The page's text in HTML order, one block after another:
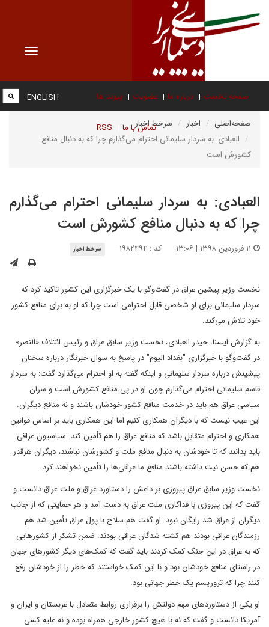
Toggle
صفحه نخست درباره ما عضویت پیوند ها
تماس با ما RSS
ENGLISH
صفحه‌اصلی اخبار
سرخط اخبار
العبادی: به سردار سلیمانی احترام می‌گذارم چرا که به دنبال منافع
کشورش است
العبادی: به سردار سلیمانی احترام می‌گذارم
چرا که به دنبال منافع کشورش است
کد : ۱۹۸۲۴۹۴ سرخط اخبار
نخست وزیر پیشین عراق در گفت‌وگو با یک خبرگزاری این کشور تاکید کرد که
سردار سلیمانی برای او شخصی قابل احترامی است چرا که او به برای منافع کشور
خود تلاش می‌کند.
به گزارش ایسنا، حیدر العبادی، نخست وزیر سابق عراق و رئیس ائتلاف «النصر»
در گفت‌وگو با خبرگزاری "بغداد الیوم" در پاسخ به سوال خبرنگار درباره سخنان
پیشینش درباره سردار سلیمانی و اینکه گفته به او احترام می‌گذارد گفت: به سردار
قاسم سلیمانی احترام می‌گذارم چون او در پی منافع کشورش است و سران
سیاسی عراق هم باید در خدمت منافع کشور خودشان باشند و نه منافع دیگران.
این عیب نیست که با دیگران همکاری کنیم اما این همکاری باید بر اساس قوانین
همکاری و احترام متقابل باشد که منافع عراق را هم تأمین کند. سیاسیون عراقی
باید بدانند که تا خودشان به دنبال منافع ملت و کشورشان نباشند، دیگران هرقدر
هم که حسن نیت داشته باشند منافع ما عراقی‌ها را تأمین نخواهند کرد.
نخست وزیر سابق عراق پیروزی بر داعش را دستاورد عراق و ملت عراق دانست و
گفت که این پیروزی با فداکاری ملت عراق به دست آمد و هر حمایتی که از جانب
دیگران از عراق شد رایگان نبود. او گفت هم سلاح با پول عراق تأمین شد هم
رزمندگان عراقی بودند هم کشته شدگان عراقی بودند. ضمن تشکر از کشورهایی
که به عراق در این جنگ کمک کردند باید گفت که کمک‌های دیگر کشورهای جهان
در راستای منافع خودشان بود و با این کمک خواستند که خطر را از خودشان رفع
کنند چرا که تروریسم یک خطر جهانی بود.
او یکی از دستاوردهای مهم دولتش را برقراری روابط متعادل با عربستان و ایران و
آمریکا دانست و گفت که نه با هیچ کشور خارجی همراه بوده و نه علیه کسی